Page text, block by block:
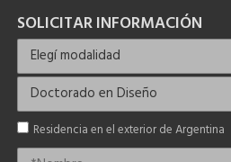
SOLICITAR INFORMACIÓN
Residencia en el exterior de Argentina